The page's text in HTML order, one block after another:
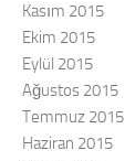
Kasım 2015
Ekim 2015
Eylül 2015
Ağustos 2015
Temmuz 2015
Haziran 2015